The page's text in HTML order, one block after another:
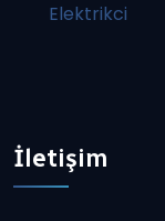
Elektrikci
İletişim